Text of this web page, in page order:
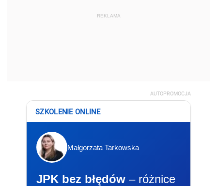
REKLAMA
AUTOPROMOCJA
SZKOLENIE ONLINE
Małgorzata Tarkowska
JPK bez błędów – różnice